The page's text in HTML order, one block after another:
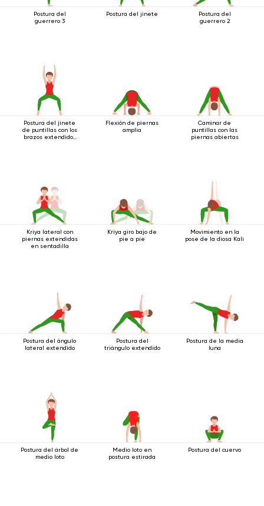
Postura del
guerrero 3
Postura del jinete
Postura del
guerrero 2
Postura del jinete
de puntillas con los
brazos extendidos
Flexión de piernas
amplia
Caminar de
puntillas con las
piernas abiertas
Kriya lateral con
piernas extendidas
en sentadilla
Kriya giro bajo de
pie a pie
Movimiento en la
pose de la diosa Kali
Postura del ángulo
lateral extendido
Postura del
triángulo extendido
Postura de la media
luna
Postura del árbol de
medio loto
Medio loto en
postura estirada
Postura del cuervo